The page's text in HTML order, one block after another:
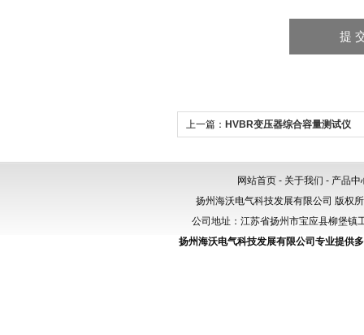
上一篇： HVBR变压器综合容量测试仪
网站首页 - 关于我们 - 产品中
扬州海沃电气科技发展有限公司 版权
公司地址：江苏省扬州市宝应县柳堡
扬州海沃电气科技发展有限公司专业提供